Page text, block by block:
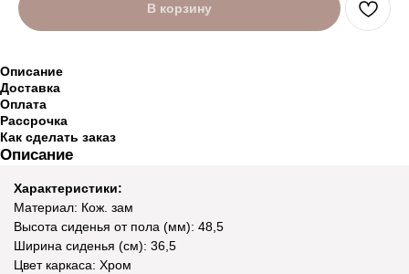
В корзину
Описание
Доставка
Оплата
Рассрочка
Как сделать заказ
Описание
Характеристики:
Материал: Кож. зам
Высота сиденья от пола (мм): 48,5
Ширина сиденья (см): 36,5
Цвет каркаса: Хром